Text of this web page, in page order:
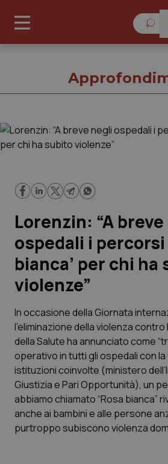
Governo e Parlamento
Regioni e Asl
Lavoro e Professioni
Studi e Analisi
Lettere al direttore
Edizioni Regionali
QS Pro
Lorenzin: “A
ospedali i percorsi
bianca’ per chi ha
violenze”
In occasione della Giornata
l’eliminazione della violenza
della Salute ha annunciato come
operativo in tutti gli ospedali con
istituzioni coinvolte (ministero
Giustizia e Pari Opportunità), un
abbiamo chiamato “Rosa bianca”
anche ai bambini e alle persone
purtroppo subiscono violenza